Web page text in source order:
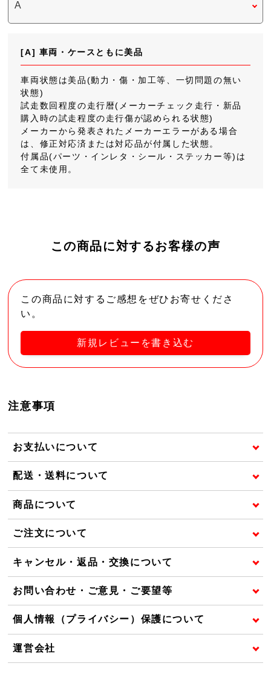
[A] 車両・ケースともに美品
車両状態は美品(動力・傷・加工等、一切問題の無い
状態)
試走数回程度の走行暦(メーカーチェック走行・新品
購入時の試走程度の走行傷が認められる状態)
メーカーから発表されたメーカーエラーがある場合
は、修正対応済または対応品が付属した状態。
付属品(パーツ・インレタ・シール・ステッカー等)は
全て未使用。
この商品に対するお客様の声
この商品に対するご感想をぜひお寄せくださ
い。
新規レビューを書き込む
注意事項
お支払いについて
配送・送料について
商品について
ご注文について
キャンセル・返品・交換について
お問い合わせ・ご意見・ご要望等
個人情報（プライバシー）保護について
運営会社